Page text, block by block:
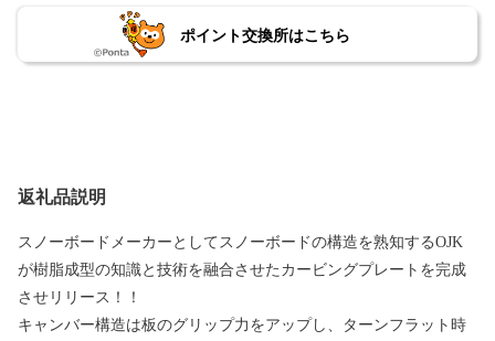
ポイント交換所はこちら
返礼品説明
スノーボードメーカーとしてスノーボードの構造を熟知するOJK
が樹脂成型の知識と技術を融合させたカービングプレートを完成
させリリース！！
キャンバー構造は板のグリップ力をアップし、ターンフラット時